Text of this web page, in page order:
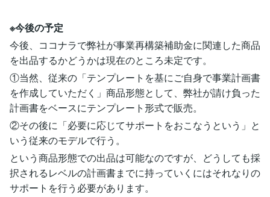
※今後の予定
今後、ココナラで弊社が事業再構築補助金に関連した商品
を出品するかどうかは現在のところ未定です。
①当然、従来の「テンプレートを基にご自身で事業計画書
を作成していただく」商品形態として、弊社が請け負った
計画書をベースにテンプレート形式で販売。
②その後に「必要に応じてサポートをおこなうという」と
いう従来のモデルで行う。
という商品形態での出品は可能なのですが、どうしても採
択されるレベルの計画書までに持っていくにはそれなりの
サポートを行う必要があります。